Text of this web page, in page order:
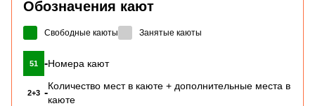
Обозначения кают
Свободные каюты Занятые каюты
51 -Номера кают
2+3 -
Количество мест в каюте + дополнительные места в
каюте